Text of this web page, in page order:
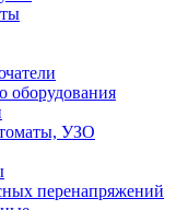
оборудования
УЗО
перенапряжений